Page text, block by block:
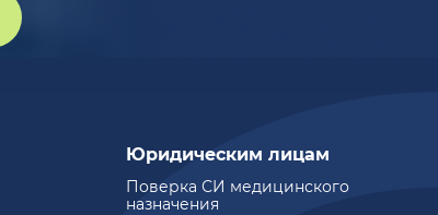
Юридическим лицам
Поверка СИ медицинского
назначения